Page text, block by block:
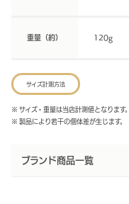
重量（約） 120g
サイズ計測方法
※ サイズ・重量は当店計測値となります。
※ 製品により若干の個体差が生じます。
ブランド商品一覧